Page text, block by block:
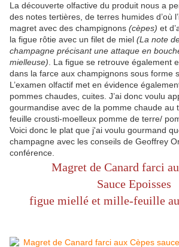
La découverte olfactive du produit nous a
des notes tertières, de terres humides d’où
magret avec des champignons (cèpes) et
la figue rôtie avec un filet de miel (La note
champagne précisant une attaque en
mielleuse) . La figue se retrouve également
dans la farce aux champignons sous forme
L’examen olfactif met en évidence
pommes chaudes, cuites. J’ai donc voulu
gourmandise avec de la pomme chaude au
feuille crousti-moelleux pomme de terre/
Voici donc le plat que j'ai voulu gourmand
champagne avec les conseils de Geoffrey
conférence.
Magret de Canard farci
Sauce Epoisses
figue miellé et mille-feuille